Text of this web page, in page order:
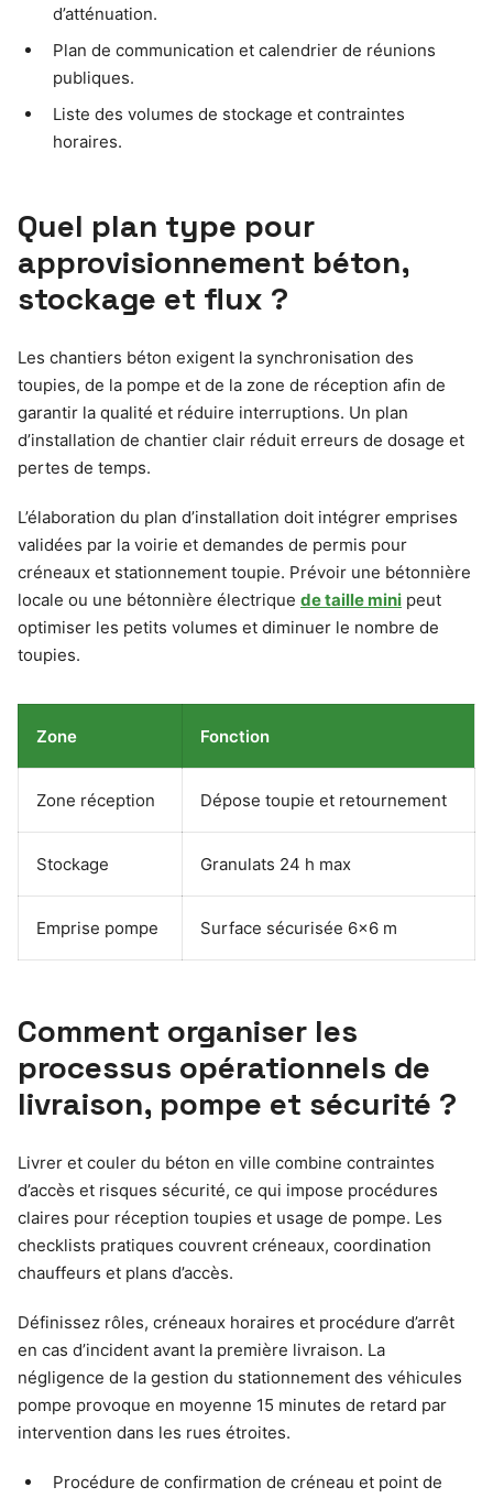
d’atténuation.
Plan de communication et calendrier de réunions
publiques.
Liste des volumes de stockage et contraintes
horaires.
Quel plan type pour
approvisionnement béton,
stockage et flux ?
Les chantiers béton exigent la synchronisation des
toupies, de la pompe et de la zone de réception afin de
garantir la qualité et réduire interruptions. Un plan
d’installation de chantier clair réduit erreurs de dosage et
pertes de temps.
L’élaboration du plan d’installation doit intégrer emprises
validées par la voirie et demandes de permis pour
créneaux et stationnement toupie. Prévoir une bétonnière
locale ou une bétonnière électrique de taille mini peut
optimiser les petits volumes et diminuer le nombre de
toupies.
Zone Fonction
Zone réception Dépose toupie et retournement
Stockage Granulats 24 h max
Emprise pompe Surface sécurisée 6×6 m
Comment organiser les
processus opérationnels de
livraison, pompe et sécurité ?
Livrer et couler du béton en ville combine contraintes
d’accès et risques sécurité, ce qui impose procédures
claires pour réception toupies et usage de pompe. Les
checklists pratiques couvrent créneaux, coordination
chauffeurs et plans d’accès.
Définissez rôles, créneaux horaires et procédure d’arrêt
en cas d’incident avant la première livraison. La
négligence de la gestion du stationnement des véhicules
pompe provoque en moyenne 15 minutes de retard par
intervention dans les rues étroites.
Procédure de confirmation de créneau et point de